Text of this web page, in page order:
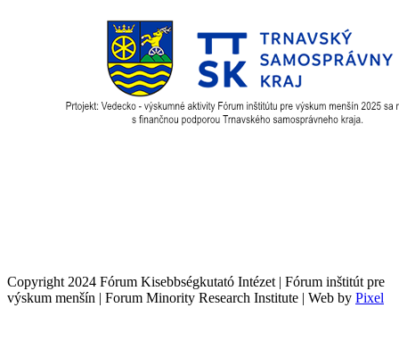
Copyright 2024 Fórum Kisebbségkutató Intézet | Fórum inštitút pre
výskum menšín | Forum Minority Research Institute | Web by Pixel